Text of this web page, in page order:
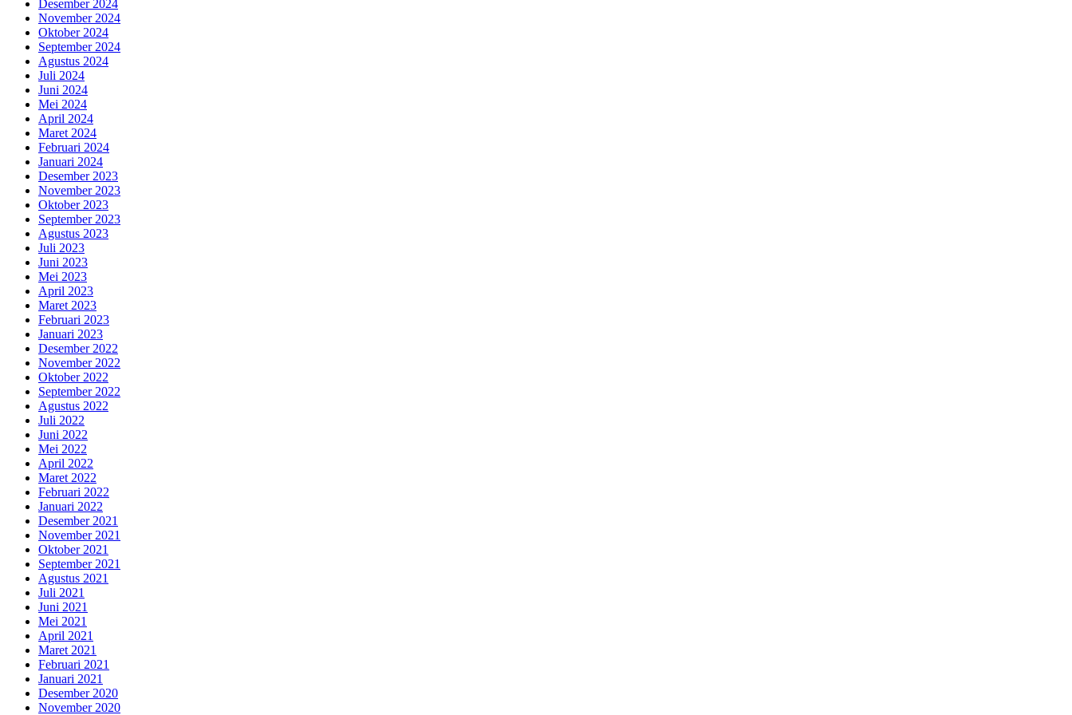
Desember 2024
November 2024
Oktober 2024
September 2024
Agustus 2024
Juli 2024
Juni 2024
Mei 2024
April 2024
Maret 2024
Februari 2024
Januari 2024
Desember 2023
November 2023
Oktober 2023
September 2023
Agustus 2023
Juli 2023
Juni 2023
Mei 2023
April 2023
Maret 2023
Februari 2023
Januari 2023
Desember 2022
November 2022
Oktober 2022
September 2022
Agustus 2022
Juli 2022
Juni 2022
Mei 2022
April 2022
Maret 2022
Februari 2022
Januari 2022
Desember 2021
November 2021
Oktober 2021
September 2021
Agustus 2021
Juli 2021
Juni 2021
Mei 2021
April 2021
Maret 2021
Februari 2021
Januari 2021
Desember 2020
November 2020